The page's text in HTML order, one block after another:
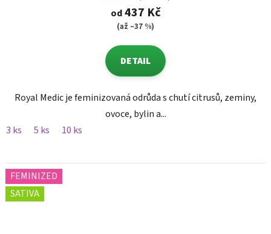
od437 Kč
(až –37 %)
DETAIL
Royal Medic je feminizovaná odrůda s chutí citrusů, zeminy,
ovoce, bylin a...
3 ks
5 ks 10 ks
FEMINIZED
SATIVA